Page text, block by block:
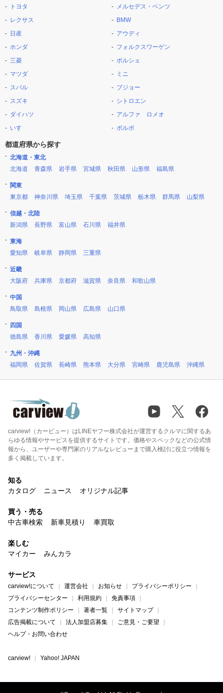
トヨタ
レクサス
日産
ホンダ
三菱
マツダ
スバル
スズキ
ダイハツ
いすゞ
メルセデス・ベンツ
BMW
アウディ
フォルクスワーゲン
ポルシェ
ミニ
プジョー
シトロエン
アルファ ロメオ
ボルボ
都道府県から探す
北海道・東北
北海道
青森県 岩手県 宮城県 秋田県 山形県 福島県
関東
東京都
神奈川県 埼玉県 千葉県 茨城県 栃木県 群馬県 山梨県
信越・北陸
新潟県
長野県 富山県 石川県 福井県
東海
愛知県
岐阜県 静岡県 三重県
近畿
大阪府
兵庫県 京都府 滋賀県 奈良県 和歌山県
中国
鳥取県
島根県 岡山県 広島県 山口県
四国
徳島県
香川県 愛媛県 高知県
九州・沖縄
福岡県
佐賀県 長崎県 熊本県 大分県 宮崎県 鹿児島県 沖縄県
carview!（カービュー）はLINEヤフー株式会社が運営するクルマに関するあ
らゆる情報やサービスを提供するサイトです。価格やスペックなどの公式情
報から、ユーザーや専門家のリアルなレビューまで購入検討に役立つ情報を
多く掲載しています。
知る
カタログ
ニュース オリジナル記事
買う・売る
中古車検索
新車見積り 車買取
楽しむ
マイカー
みんカラ
サービス
carview!について 運営会社 お知らせ
プライバシーポリシー
プライバシーセンター
利用規約
免責事項
コンテンツ制作ポリシー
著者一覧
サイトマップ
広告掲載について
法人加盟店募集
ご意見・ご要望
ヘルプ・お問い合わせ
carview! Yahoo! JAPAN